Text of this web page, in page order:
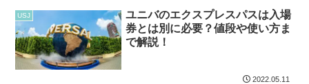
USJ
ユニバのエクスプレスパスは入場
券とは別に必要？値段や使い方ま
で解説！
2022.05.11